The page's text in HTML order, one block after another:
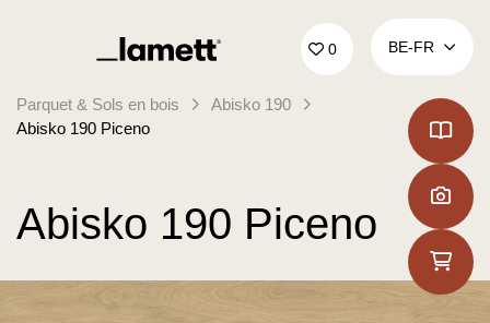
Retour à la page d'accueil 0 BE‑FR
Parquet & Sols en bois
Abisko 190
Abisko 190 Piceno
Abisko 190 Piceno